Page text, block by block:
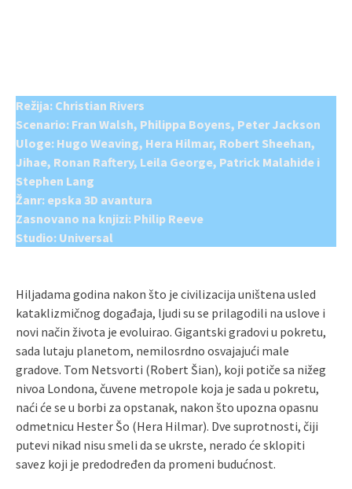
Režija: Christian Rivers
Scenario: Fran Walsh, Philippa Boyens, Peter Jackson
Uloge: Hugo Weaving, Hera Hilmar, Robert Sheehan,
Jihae, Ronan Raftery, Leila George, Patrick Malahide i
Stephen Lang
Žanr: epska 3D avantura
Zasnovano na knjizi: Philip Reeve
Studio: Universal
Hiljadama godina nakon što je civilizacija uništena usled
kataklizmičnog događaja, ljudi su se prilagodili na uslove i
novi način života je evoluirao. Gigantski gradovi u pokretu,
sada lutaju planetom, nemilosrdno osvajajući male
gradove. Tom Netsvorti (Robert Šian), koji potiče sa nižeg
nivoa Londona, čuvene metropole koja je sada u pokretu,
naći će se u borbi za opstanak, nakon što upozna opasnu
odmetnicu Hester Šo (Hera Hilmar). Dve suprotnosti, čiji
putevi nikad nisu smeli da se ukrste, nerado će sklopiti
savez koji je predodređen da promeni budućnost.